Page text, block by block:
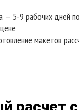
— 5-9 рабочих дней
макетов